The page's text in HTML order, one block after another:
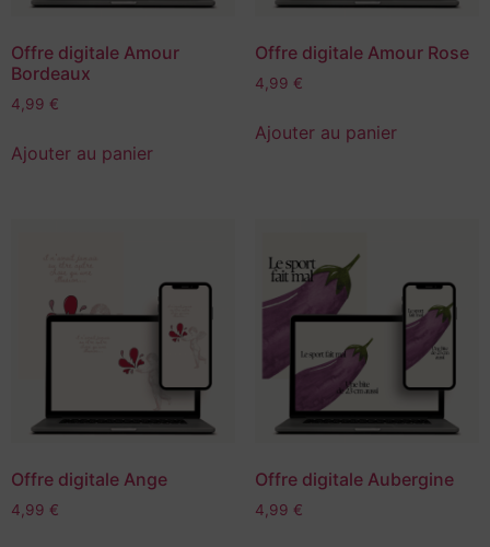
Offre digitale Amour
Bordeaux
4,99 €
Ajouter au panier
Offre digitale Amour Rose
4,99 €
Ajouter au panier
Offre digitale Ange
4,99 €
Offre digitale Aubergine
4,99 €